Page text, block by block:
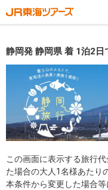
静岡発 静岡県 着 1泊2
この画面に表示する旅行
た場合の大人1名様あたり
本条件から変更した場合